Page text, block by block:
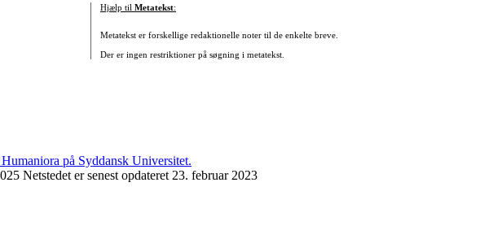
Hjælp til Metatekst:
Metatekst er forskellige redaktionelle noter til de enkelte breve.
Der er ingen restriktioner på søgning i metatekst.
Netstedet er senest opdateret 23. februar 2023